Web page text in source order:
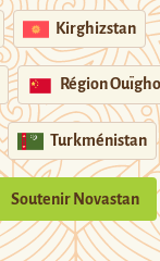
Kirghizstan
Région
Turkménistan
Soutenir Novastan